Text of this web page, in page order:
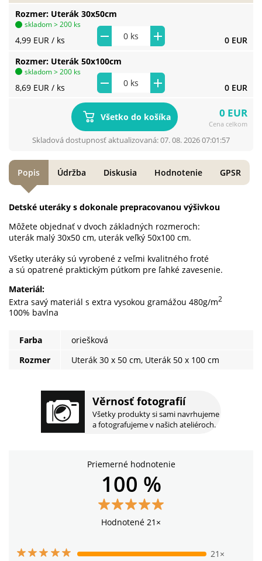
Rozmer Uterák 30x50cm
4,99 EUR / ks 0 EUR
skladom > 200 ks
Rozmer Uterák 50x100cm
8,69 EUR / ks 0 EUR
skladom > 200 ks
Všetko do košíka 0 EUR
Cena celkom
Skladová dostupnosť aktualizovaná: 07. 08. 2026 07:01:57
Věrnosť fotografií
Všetky produkty si sami navrhujeme
a fotografujeme v našich ateliéroch.
Detské uteráky s dokonale prepracovanou výšivkou
Môžete objednať v dvoch základných rozmeroch:
uterák malý 30x50 cm, uterák veľký 50x100 cm.
Všetky uteráky sú vyrobené z veľmi kvalitného froté
a sú opatrené praktickým pútkom pre ľahké zavesenie.
Materiál:
Extra savý materiál s extra vysokou gramážou 480g/m2
100% bavlna
Farba
oriešková
Rozmer
Uterák 30 x 50 cm, Uterák 50 x 100 cm
Popis Údržba Diskusia Hodnotenie GPSR
Priemerné hodnotenie
100 %
Hodnotené 21×
21×